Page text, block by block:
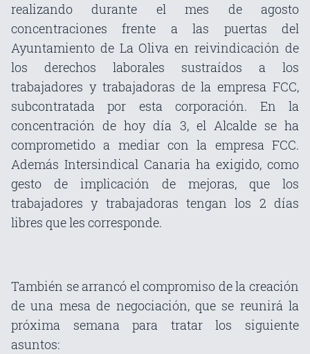
realizando durante el mes de agosto
concentraciones frente a las puertas del
Ayuntamiento de La Oliva en reivindicación de
los derechos laborales sustraídos a los
trabajadores y trabajadoras de la empresa FCC,
subcontratada por esta corporación. En la
concentración de hoy día 3, el Alcalde se ha
comprometido a mediar con la empresa FCC.
Además Intersindical Canaria ha exigido, como
gesto de implicación de mejoras, que los
trabajadores y trabajadoras tengan los 2 días
libres que les corresponde.
También se arrancó el compromiso de la creación
de una mesa de negociación, que se reunirá la
próxima semana para tratar los siguiente
asuntos: